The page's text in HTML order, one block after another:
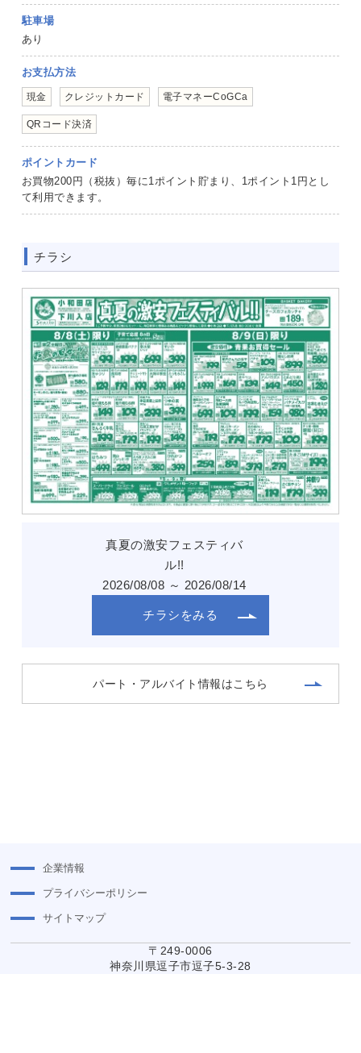
駐車場
あり
お支払方法
現金 クレジットカード 電子マネーCoGCa
QRコード決済
ポイントカード
お買物200円（税抜）毎に1ポイント貯まり、1ポイント1円とし
て利用できます。
チラシ
真夏の激安フェスティバ
ル!!
2026/08/08 ～ 2026/08/14
チラシをみる
パート・アルバイト情報はこちら
企業情報
プライバシーポリシー
サイトマップ
〒249-0006
神奈川県逗子市逗子5-3-28